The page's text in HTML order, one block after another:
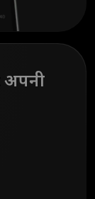
अपनी